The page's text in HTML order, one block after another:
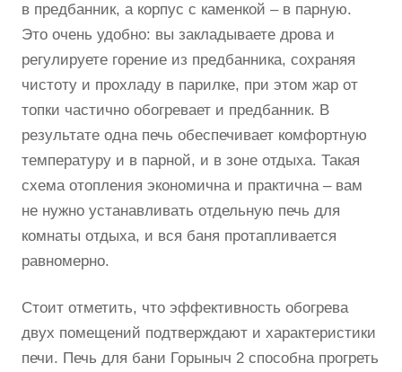
в предбанник, а корпус с каменкой – в парную.
Это очень удобно: вы закладываете дрова и
регулируете горение из предбанника, сохраняя
чистоту и прохладу в парилке, при этом жар от
топки частично обогревает и предбанник. В
результате одна печь обеспечивает комфортную
температуру и в парной, и в зоне отдыха. Такая
схема отопления экономична и практична – вам
не нужно устанавливать отдельную печь для
комнаты отдыха, и вся баня протапливается
равномерно.
Стоит отметить, что эффективность обогрева
двух помещений подтверждают и характеристики
печи. Печь для бани Горыныч 2 способна прогреть